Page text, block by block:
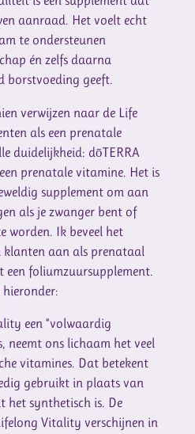
aanraad. Het voelt echt
te ondersteunen
én zelfs daarna
borstvoeding geeft.
verwijzen naar de Life
als een prenatale
duidelijkheid: dōTERRA
prenatale vitamine. Het is
supplement om aan
als je zwanger bent of
worden. Ik beveel het
aan als prenataal
een foliumzuursupplement.
een “volwaardig
neemt ons lichaam het veel
vitamines. Dat betekent
gebruikt in plaats van
het synthetisch is. De
Vitality verschijnen in